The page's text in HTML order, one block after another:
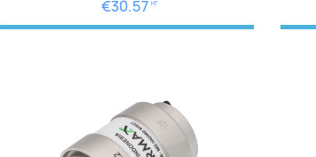
€30.57 HT